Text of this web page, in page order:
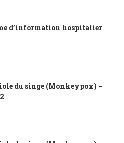
d’information hospitalier
du singe (Monkeypox) –